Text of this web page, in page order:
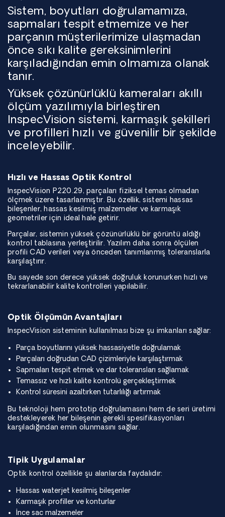
Sistem, boyutları doğrulamamıza,
sapmaları tespit etmemize ve her
parçanın müşterilerimize ulaşmadan
önce sıkı kalite gereksinimlerini
karşıladığından emin olmamıza olanak
tanır.
Yüksek çözünürlüklü kameraları akıllı
ölçüm yazılımıyla birleştiren
InspecVision sistemi, karmaşık şekilleri
ve profilleri hızlı ve güvenilir bir şekilde
inceleyebilir.
Hızlı ve Hassas Optik Kontrol
InspecVision P220.29, parçaları fiziksel temas olmadan
ölçmek üzere tasarlanmıştır. Bu özellik, sistemi hassas
bileşenler, hassas kesilmiş malzemeler ve karmaşık
geometriler için ideal hale getirir.
Parçalar, sistemin yüksek çözünürlüklü bir görüntü aldığı
kontrol tablasına yerleştirilir. Yazılım daha sonra ölçülen
profili CAD verileri veya önceden tanımlanmış toleranslarla
karşılaştırır.
Bu sayede son derece yüksek doğruluk korunurken hızlı ve
tekrarlanabilir kalite kontrolleri yapılabilir.
Optik Ölçümün Avantajları
InspecVision sisteminin kullanılması bize şu imkanları sağlar:
Parça boyutlarını yüksek hassasiyetle doğrulamak
Parçaları doğrudan CAD çizimleriyle karşılaştırmak
Sapmaları tespit etmek ve dar toleransları sağlamak
Temassız ve hızlı kalite kontrolü gerçekleştirmek
Kontrol süresini azaltırken tutarlılığı artırmak
Bu teknoloji hem prototip doğrulamasını hem de seri üretimi
destekleyerek her bileşenin gerekli spesifikasyonları
karşıladığından emin olunmasını sağlar.
Tipik Uygulamalar
Optik kontrol özellikle şu alanlarda faydalıdır:
Hassas waterjet kesilmiş bileşenler
Karmaşık profiller ve konturlar
İnce sac malzemeler